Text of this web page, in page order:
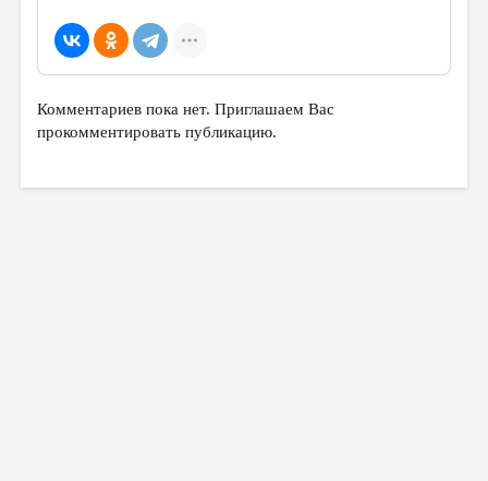
Комментариев пока нет. Приглашаем Вас
прокомментировать публикацию.